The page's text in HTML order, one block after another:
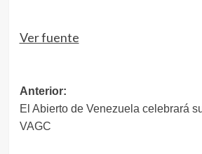
Ver fuente
Navegación
de
Anterior:
El Abierto de Venezuela celebrará
VAGC